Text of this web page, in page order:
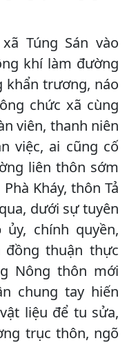
Túng Sán vào
khí làm đường
khẩn trương, náo
chức xã cùng
viên, thanh niên
việc, ai cũng cố
liên thôn sớm
Kháy, thôn Tả
dưới sự tuyên
chính quyền,
đồng thuận thực
Nông thôn mới
chung tay hiến
liệu để tu sửa,
trục thôn, ngõ